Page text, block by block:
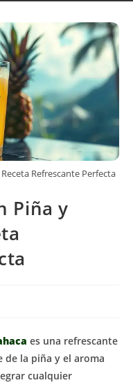
Refrescante Perfecta
Piña y
es una refrescante
de la piña y el aroma
cualquier